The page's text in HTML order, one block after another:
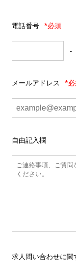
電話番号 *必須
-
メールアドレス *必
自由記入欄
求人問い合わせに関